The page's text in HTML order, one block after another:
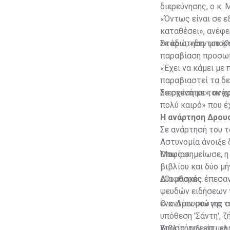
διερεύνησης, ο κ.
«Όντως είναι σε
καταθέσει»,
στάδια, «δεν
Σε ερώτηση του
παραβίαση
«Έχει να κάμει
παραβιαστεί τα
διερευνάται»,
Σε σχέση με τον
πολύ καιρό» που
Η ανάρτηση
Σε ανάρτησή του
Αστυνομία άνοιξε
Μαφία».
Όπως σημείωσε, η
βιβλίου και δύο
Διαφθοράς.
«Οι μάσκες
ψευδών ειδήσεων
εναντίον μου για
Ο κ. Δρουσιώτης
υπόθεση 'Σάντη',
βιβλίο, την
Υποστήριξε ότι